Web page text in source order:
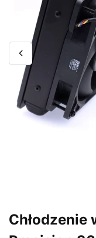
Chłodzenie